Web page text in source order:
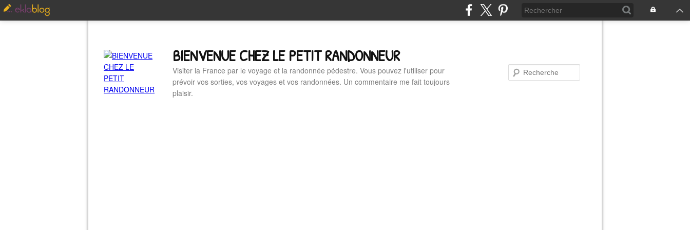
BIENVENUE CHEZ LE PETIT RANDONNEUR
Visiter la France par le voyage et la randonnée pédestre. Vous pouvez l'utiliser pour
prévoir vos sorties, vos voyages et vos randonnées. Un commentaire me fait toujours
plaisir.